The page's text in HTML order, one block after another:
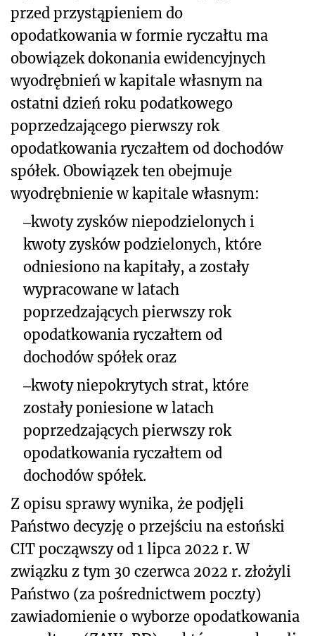
przed przystąpieniem do
opodatkowania w formie ryczałtu ma
obowiązek dokonania ewidencyjnych
wyodrębnień w kapitale własnym na
ostatni dzień roku podatkowego
poprzedzającego pierwszy rok
opodatkowania ryczałtem od dochodów
spółek. Obowiązek ten obejmuje
wyodrębnienie w kapitale własnym:
‒kwoty zysków niepodzielonych i
kwoty zysków podzielonych, które
odniesiono na kapitały, a zostały
wypracowane w latach
poprzedzających pierwszy rok
opodatkowania ryczałtem od
dochodów spółek oraz
‒kwoty niepokrytych strat, które
zostały poniesione w latach
poprzedzających pierwszy rok
opodatkowania ryczałtem od
dochodów spółek.
Z opisu sprawy wynika, że podjęli
Państwo decyzję o przejściu na estoński
CIT począwszy od 1 lipca 2022 r. W
związku z tym 30 czerwca 2022 r. złożyli
Państwo (za pośrednictwem poczty)
zawiadomienie o wyborze opodatkowania